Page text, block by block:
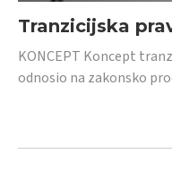
Tranzicijska
KONCEPT Koncept
odnosio na zakonsko